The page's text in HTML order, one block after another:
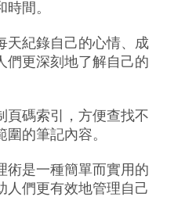
間。
天紀錄自己的心情、成
們更深刻地了解自己的
頁碼索引，方便查找不
圍的筆記內容。
術是一種簡單而實用的
人們更有效地管理自己